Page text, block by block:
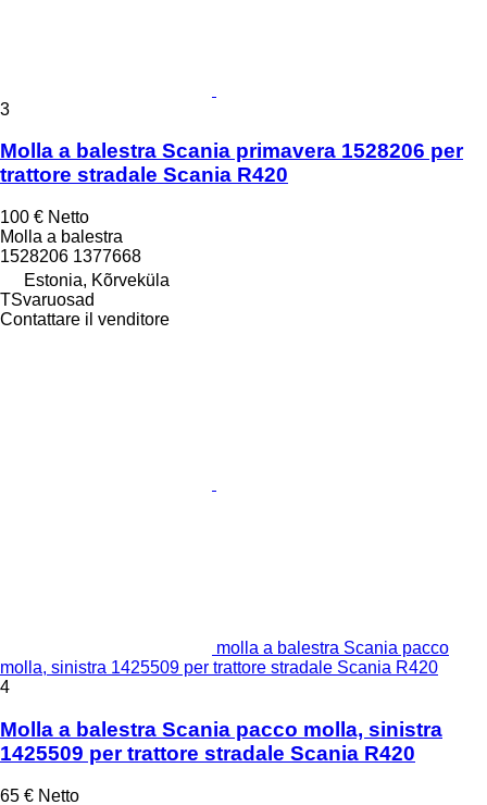
3
Molla a balestra Scania primavera 1528206 per
trattore stradale Scania R420
100 € Netto
Molla a balestra
1528206 1377668
Estonia, Kõrveküla
TSvaruosad
Contattare il venditore
molla a balestra Scania pacco
molla, sinistra 1425509 per trattore stradale Scania R420
4
Molla a balestra Scania pacco molla, sinistra
1425509 per trattore stradale Scania R420
65 € Netto